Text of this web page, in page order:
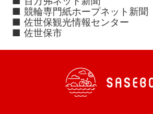
■ 競輪専門紙ホープネット新聞
■ 佐世保観光情報センター
■ 佐世保市